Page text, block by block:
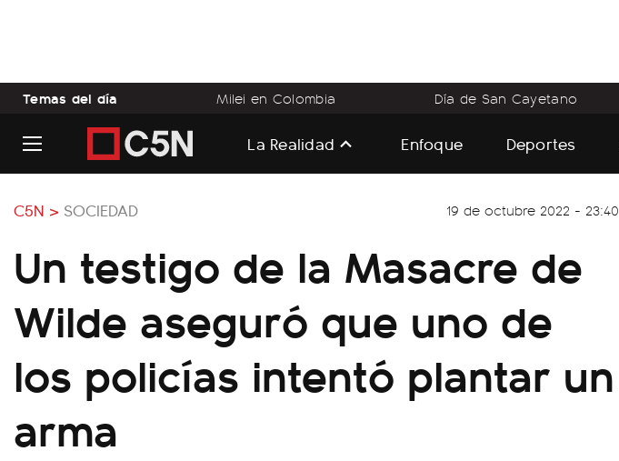
Temas del día Milei en Colombia Día de San Cayetano
La Realidad Enfoque Deportes
C5N > SOCIEDAD 19 de octubre 2022 - 23:40
Un testigo de la Masacre de
Wilde aseguró que uno de
los policías intentó plantar un
arma